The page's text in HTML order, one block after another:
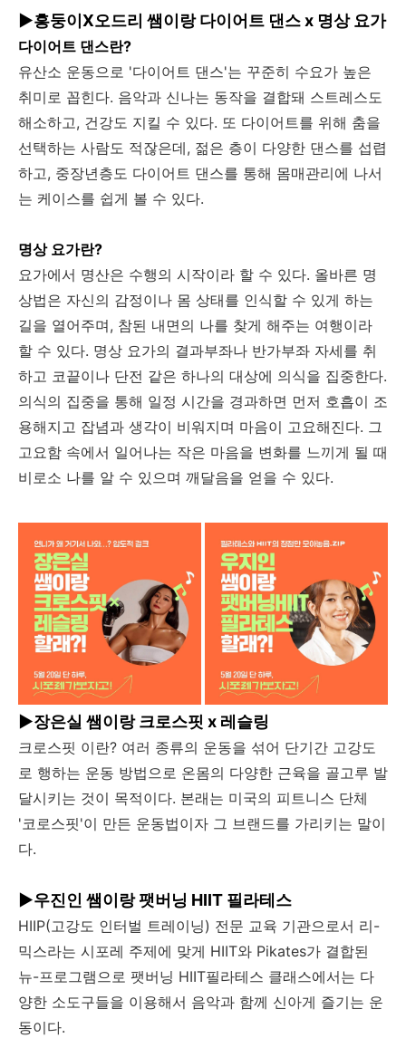
▶흥둥이X오드리 쌤이랑 다이어트 댄스 x 명상 요가
다이어트 댄스란?
유산소 운동으로 '다이어트 댄스'는 꾸준히 수요가 높은
취미로 꼽힌다. 음악과 신나는 동작을 결합돼 스트레스도
해소하고, 건강도 지킬 수 있다. 또 다이어트를 위해 춤을
선택하는 사람도 적잖은데, 젊은 층이 다양한 댄스를 섭렵
하고, 중장년층도 다이어트 댄스를 통해 몸매관리에 나서
는 케이스를 쉽게 볼 수 있다.
명상 요가란?
요가에서 명산은 수행의 시작이라 할 수 있다. 올바른 명
상법은 자신의 감정이나 몸 상태를 인식할 수 있게 하는
길을 열어주며, 참된 내면의 나를 찾게 해주는 여행이라
할 수 있다. 명상 요가의 결과부좌나 반가부좌 자세를 취
하고 코끝이나 단전 같은 하나의 대상에 의식을 집중한다.
의식의 집중을 통해 일정 시간을 경과하면 먼저 호흡이 조
용해지고 잡념과 생각이 비워지며 마음이 고요해진다. 그
고요함 속에서 일어나는 작은 마음을 변화를 느끼게 될 때
비로소 나를 알 수 있으며 깨달음을 얻을 수 있다.
▶장은실 쌤이랑 크로스핏 x 레슬링
크로스핏 이란? 여러 종류의 운동을 섞어 단기간 고강도
로 행하는 운동 방법으로 온몸의 다양한 근육을 골고루 발
달시키는 것이 목적이다. 본래는 미국의 피트니스 단체
'코로스핏'이 만든 운동법이자 그 브랜드를 가리키는 말이
다.
▶우진인 쌤이랑 팻버닝 HIIT 필라테스
HIIP(고강도 인터벌 트레이닝) 전문 교육 기관으로서 리-
믹스라는 시포레 주제에 맞게 HIIT와 Pikates가 결합된
뉴-프로그램으로 팻버닝 HIIT필라테스 클래스에서는 다
양한 소도구들을 이용해서 음악과 함께 신아게 즐기는 운
동이다.